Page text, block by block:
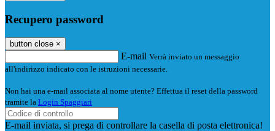
Recupero password
button close ×
E-mail Verrà inviato un messaggio
all'indirizzo indicato con le istruzioni necessarie.
Non hai una e-mail associata al nome utente? Effettua il reset della password
tramite la Login Spaggiari
E-mail inviata, si prega di controllare la casella di posta elettronica!